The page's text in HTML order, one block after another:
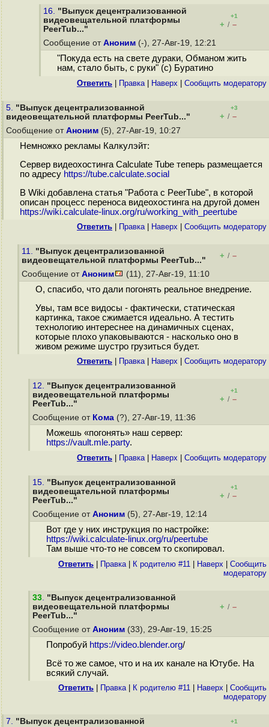
16. "Выпуск децентрализованной
видеовещательной платформы
PeerTub..."
+1
+ / –
Сообщение от Аноним (-), 27-Авг-19, 12:21
"Покуда есть на свете дураки, Обманом жить
нам, стало быть, с руки" (с) Буратино
Ответить Правка| Наверх Cообщить модератору
5. "Выпуск децентрализованной
видеовещательной платформы PeerTub..."
+3
+ / –
Сообщение от Аноним (5), 27-Авг-19, 10:27
Немножко рекламы Калкулэйт:
Сервер видеохостинга Calculate Tube теперь размещается
по адресу https://tube.calculate.social
В Wiki добавлена статья "Работа с PeerTube", в которой
описан процесс переноса видеохостинга на другой домен
https://wiki.calculate-linux.org/ru/working_with_peertube
Ответить Правка| Наверх Cообщить модератору
11. "Выпуск децентрализованной
видеовещательной платформы PeerTub..."
+ / –
Сообщение от Аноним (11), 27-Авг-19, 11:10
О, спасибо, что дали погонять реальное внедрение.
Увы, там все видосы - фактически, статическая
картинка, такое сжимается идеально. А тестить
технологию интереснее на динамичных сценах,
которые плохо упаковываются - насколько оно в
живом режиме шустро грузиться будет.
Ответить Правка| Наверх Cообщить модератору
12. "Выпуск децентрализованной
видеовещательной платформы
PeerTub..."
+1
+ / –
Сообщение от Кома (?), 27-Авг-19, 11:36
Можешь «погонять» наш сервер:
https://vault.mle.party.
Ответить Правка| Наверх Cообщить модератору
15. "Выпуск децентрализованной
видеовещательной платформы
PeerTub..."
+1
+ / –
Сообщение от Аноним (5), 27-Авг-19, 12:14
Вот где у них инструкция по настройке:
https://wiki.calculate-linux.org/ru/peertube
Там выше что-то не совсем то скопировал.
Ответить Правка| К родителю #11 Наверх
Cообщить
модератору
33. "Выпуск децентрализованной
видеовещательной платформы
PeerTub..."
+ / –
Сообщение от Аноним (33), 29-Авг-19, 15:25
Попробуй https://video.blender.org/
Всё то же самое, что и на их канале на Ютубе. На
всякий случай.
Ответить Правка| К родителю #11 Наверх
Cообщить
модератору
7. "Выпуск децентрализованной
+1